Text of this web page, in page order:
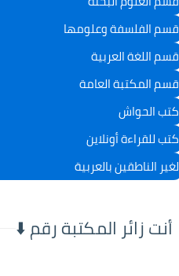
قسم الفلسفة وعلومها
قسم اللغة العربية
قسم المكتبة العامة
كتب الحواش
كتب للقراءة أونلاين
لغير الناطقين بالعربية
أنت زائر المكتبة رقم ⬇️